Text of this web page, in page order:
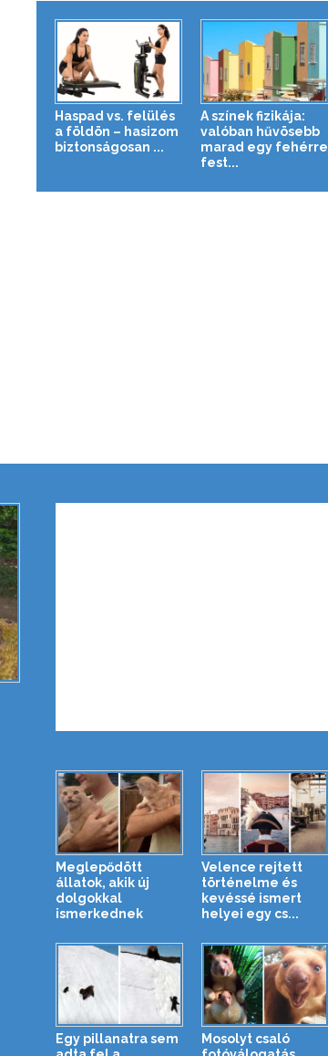
Haspad vs. felülés
a földön – hasizom
biztonságosan ...
A színek fizikája:
valóban hűvösebb
marad egy fehérre
fest...
Meglepődött
állatok, akik új
dolgokkal
ismerkednek
Velence rejtett
történelme és
kevéssé ismert
helyei egy cs...
Egy pillanatra sem
Mosolyt csaló